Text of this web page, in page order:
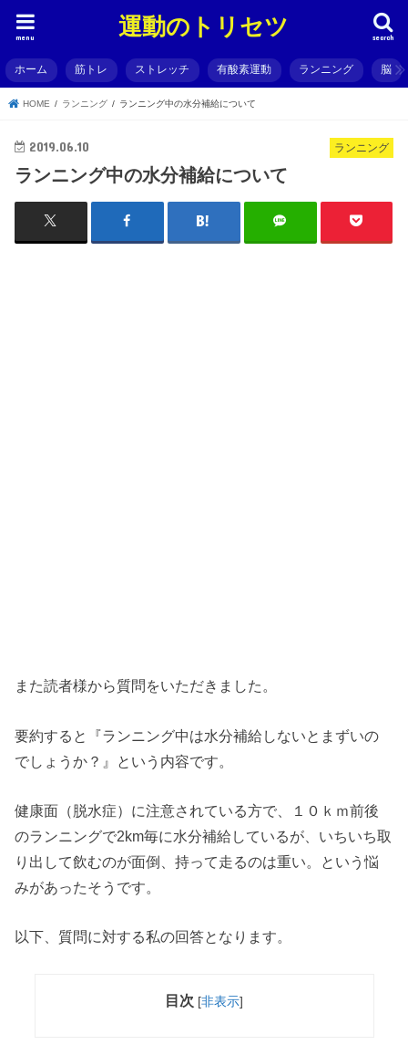
運動のトリセツ search
menu
ホーム 筋トレ ストレッチ 有酸素運動 ランニング 脳
HOME ランニング ランニング中の水分補給について
ランニング
2019.06.10
ランニング中の水分補給について
また読者様から質問をいただきました。
要約すると『ランニング中は水分補給しないとまずいの
でしょうか？』という内容です。
健康面（脱水症）に注意されている方で、１０ｋｍ前後
のランニングで2km毎に水分補給しているが、いちいち取
り出して飲むのが面倒、持って走るのは重い。という悩
みがあったそうです。
以下、質問に対する私の回答となります。
目次 [非表示]